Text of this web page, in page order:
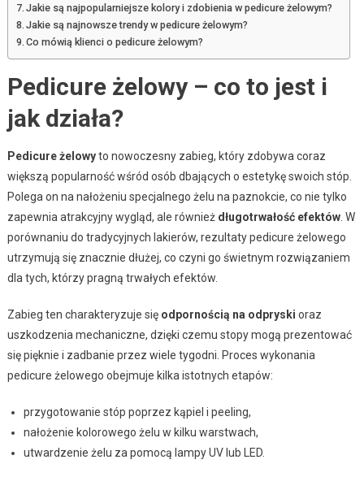
Jakie są najpopularniejsze kolory i zdobienia w pedicure żelowym?
Jakie są najnowsze trendy w pedicure żelowym?
Co mówią klienci o pedicure żelowym?
Pedicure żelowy – co to jest i
jak działa?
Pedicure żelowyto nowoczesny zabieg, który zdobywa coraz
większą popularność wśród osób dbających o estetykę swoich stóp.
Polega on na nałożeniu specjalnego żelu na paznokcie, co nie tylko
zapewnia atrakcyjny wygląd, ale również długotrwałość efektów. W
porównaniu do tradycyjnych lakierów, rezultaty pedicure żelowego
utrzymują się znacznie dłużej, co czyni go świetnym rozwiązaniem
dla tych, którzy pragną trwałych efektów.
Zabieg ten charakteryzuje się odpornością na odpryski oraz
uszkodzenia mechaniczne, dzięki czemu stopy mogą prezentować
się pięknie i zadbanie przez wiele tygodni. Proces wykonania
pedicure żelowego obejmuje kilka istotnych etapów:
przygotowanie stóp poprzez kąpiel i peeling,
nałożenie kolorowego żelu w kilku warstwach,
utwardzenie żelu za pomocą lampy UV lub LED.